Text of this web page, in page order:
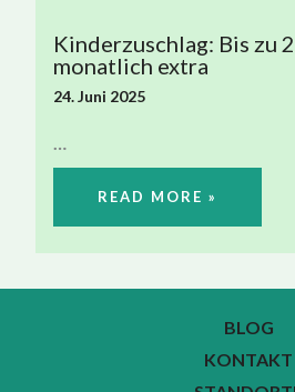
Kinderzuschlag: Bis zu
monatlich extra
24. Juni 2025
READ MORE »
BLOG
KONTAKT